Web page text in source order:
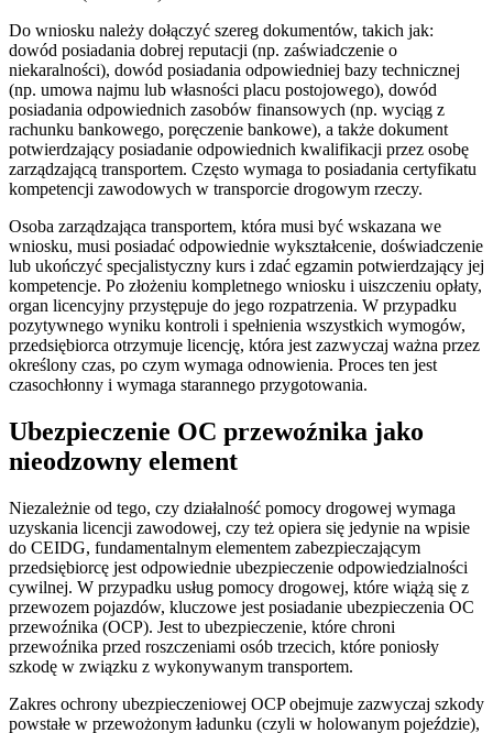
Do wniosku należy dołączyć szereg dokumentów, takich jak:
dowód posiadania dobrej reputacji (np. zaświadczenie o
niekaralności), dowód posiadania odpowiedniej bazy technicznej
(np. umowa najmu lub własności placu postojowego), dowód
posiadania odpowiednich zasobów finansowych (np. wyciąg z
rachunku bankowego, poręczenie bankowe), a także dokument
potwierdzający posiadanie odpowiednich kwalifikacji przez osobę
zarządzającą transportem. Często wymaga to posiadania certyfikatu
kompetencji zawodowych w transporcie drogowym rzeczy.
Osoba zarządzająca transportem, która musi być wskazana we
wniosku, musi posiadać odpowiednie wykształcenie, doświadczenie
lub ukończyć specjalistyczny kurs i zdać egzamin potwierdzający jej
kompetencje. Po złożeniu kompletnego wniosku i uiszczeniu opłaty,
organ licencyjny przystępuje do jego rozpatrzenia. W przypadku
pozytywnego wyniku kontroli i spełnienia wszystkich wymogów,
przedsiębiorca otrzymuje licencję, która jest zazwyczaj ważna przez
określony czas, po czym wymaga odnowienia. Proces ten jest
czasochłonny i wymaga starannego przygotowania.
Ubezpieczenie OC przewoźnika jako
nieodzowny element
Niezależnie od tego, czy działalność pomocy drogowej wymaga
uzyskania licencji zawodowej, czy też opiera się jedynie na wpisie
do CEIDG, fundamentalnym elementem zabezpieczającym
przedsiębiorcę jest odpowiednie ubezpieczenie odpowiedzialności
cywilnej. W przypadku usług pomocy drogowej, które wiążą się z
przewozem pojazdów, kluczowe jest posiadanie ubezpieczenia OC
przewoźnika (OCP). Jest to ubezpieczenie, które chroni
przewoźnika przed roszczeniami osób trzecich, które poniosły
szkodę w związku z wykonywanym transportem.
Zakres ochrony ubezpieczeniowej OCP obejmuje zazwyczaj szkody
powstałe w przewożonym ładunku (czyli w holowanym pojeździe),